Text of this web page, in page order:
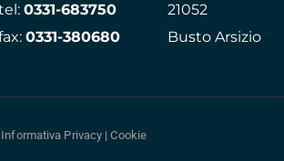
0331-683750
0331-380680
21052
Busto Arsizio
Informativa Privacy |Cookie